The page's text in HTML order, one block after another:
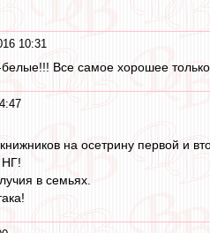
10:31
Все самое хорошее только
на осетрину первой и
НГ!
в семьях.